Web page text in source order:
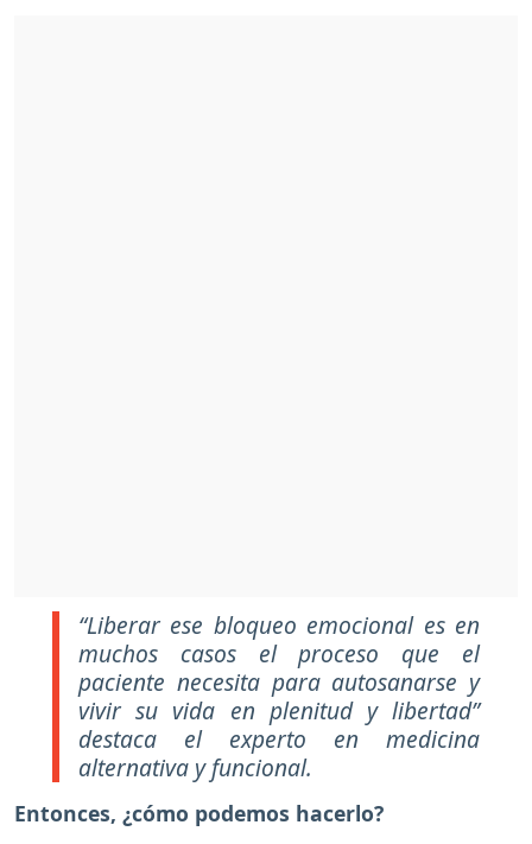
“Liberar ese bloqueo emocional es en
muchos casos el proceso que el
paciente necesita para autosanarse y
vivir su vida en plenitud y libertad”
destaca el experto en medicina
alternativa y funcional.
Entonces, ¿cómo podemos hacerlo?